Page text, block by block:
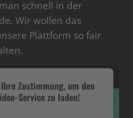
schnell in der
Wir wollen das
Plattform so fair
Zustimmung, um den
Service zu laden!